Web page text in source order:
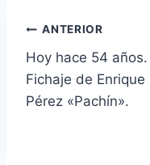
Navegación
de
entradas
ANTERIOR
Hoy hace 54 años.
Fichaje de Enrique
Pérez «Pachín».